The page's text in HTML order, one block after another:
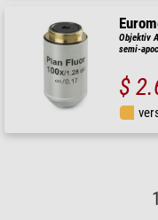
Objektiv
semi-
$
1